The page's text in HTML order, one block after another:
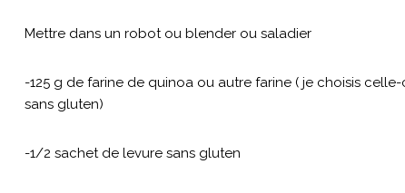
Mettre dans un robot ou blender ou saladier
-125 g de farine de quinoa ou autre farine ( je choisis celle-
sans gluten)
-1/2 sachet de levure sans gluten